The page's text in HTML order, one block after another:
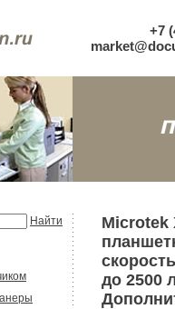
+7
Найти
Microtek
до 2500